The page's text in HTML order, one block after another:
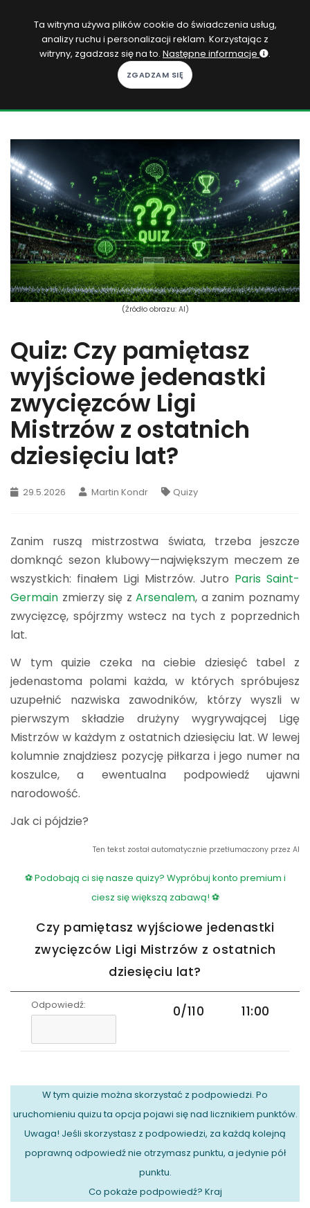
Zaloguj się
KOPACAK
DO DOMU
ROZGRYWKI
QUIZY
GRY
SUBSKRYPCJA
Ta witryna używa plików cookie do świadczenia usług,
analizy ruchu i personalizacji reklam. Korzystając z
witryny, zgadzasz się na to. Następne informacje .
(Źródło obrazu: AI)
Quiz: Czy pamiętasz
wyjściowe jedenastki
zwycięzców Ligi
Mistrzów z ostatnich
dziesięciu lat?
29.5.2026 Martin Kondr Quizy
Zanim ruszą mistrzostwa świata, trzeba jeszcze
domknąć sezon klubowy—największym meczem ze
wszystkich: finałem Ligi Mistrzów. Jutro Paris Saint-
Germain zmierzy się zArsenalem, a zanim poznamy
zwycięzcę, spójrzmy wstecz na tych z poprzednich
lat.
W tym quizie czeka na ciebie dziesięć tabel z
jedenastoma polami każda, w których spróbujesz
uzupełnić nazwiska zawodników, którzy wyszli w
pierwszym składzie drużyny wygrywającej Ligę
Mistrzów w każdym z ostatnich dziesięciu lat. W lewej
kolumnie znajdziesz pozycję piłkarza i jego numer na
koszulce, a ewentualna podpowiedź ujawni
narodowość.
Jak ci pójdzie?
Ten tekst został automatycznie przetłumaczony przez AI
⚽ Podobają ci się nasze quizy? Wypróbuj konto premium i
ciesz się większą zabawą! ⚽
Czy pamiętasz wyjściowe jedenastki
zwycięzców Ligi Mistrzów z ostatnich
dziesięciu lat?
Odpowiedź: 0/110 11:00
W tym quizie można skorzystać z podpowiedzi. Po
uruchomieniu quizu ta opcja pojawi się nad licznikiem punktów.
Uwaga! Jeśli skorzystasz z podpowiedzi, za każdą kolejną
poprawną odpowiedź nie otrzymasz punktu, a jedynie pół
punktu.
Co pokaże podpowiedź? Kraj